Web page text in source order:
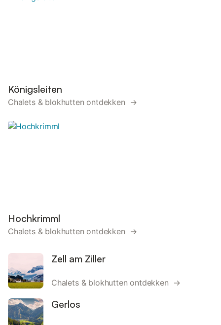
Königsleiten
Chalets & blokhutten ontdekken →
Hochkrimml
Chalets & blokhutten ontdekken →
Zell am Ziller
Chalets & blokhutten ontdekken →
Gerlos